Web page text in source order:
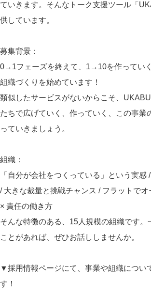
ていきます。そんなトーク支援ツール「
供しています。
募集背景：
0→1フェーズを終えて、1→10を作っていく
組織づくりを始めています！
類似したサービスがないからこそ、
たちで広げていく、作っていく、この事業
っていきましょう。
組織：
「自分が会社をつくっている」という実感
/ 大きな裁量と挑戦チャンス / フラットでオ
× 責任の働き方
そんな特徴のある、15人規模の組織です。
ことがあれば、ぜひお話ししませんか。
▼採用情報ページにて、事業や組織につい
す！